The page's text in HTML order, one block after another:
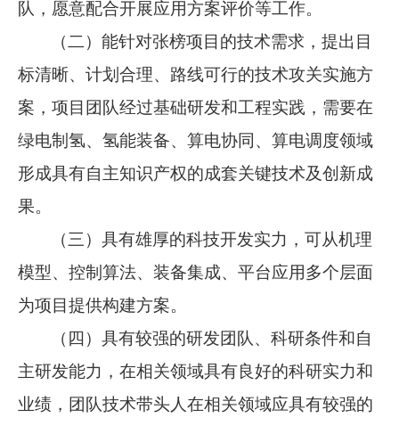
队，愿意配合开展应用方案评价等工作。
（二）能针对张榜项目的技术需求，提出目
标清晰、计划合理、路线可行的技术攻关实施方
案，项目团队经过基础研发和工程实践，需要在
绿电制氢、氢能装备、算电协同、算电调度领域
形成具有自主知识产权的成套关键技术及创新成
果。
（三）具有雄厚的科技开发实力，可从机理
模型、控制算法、装备集成、平台应用多个层面
为项目提供构建方案。
（四）具有较强的研发团队、科研条件和自
主研发能力，在相关领域具有良好的科研实力和
业绩，团队技术带头人在相关领域应具有较强的